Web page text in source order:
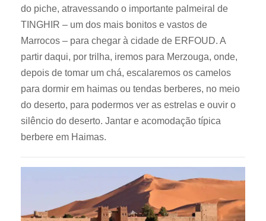
do piche, atravessando o importante palmeiral de
TINGHIR – um dos mais bonitos e vastos de
Marrocos – para chegar à cidade de ERFOUD. A
partir daqui, por trilha, iremos para Merzouga, onde,
depois de tomar um chá, escalaremos os camelos
para dormir em haimas ou tendas berberes, no meio
do deserto, para podermos ver as estrelas e ouvir o
silêncio do deserto. Jantar e acomodação típica
berbere em Haimas.